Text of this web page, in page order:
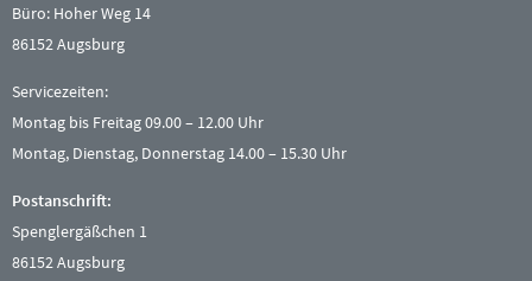
Büro: Hoher Weg 14
86152 Augsburg
Servicezeiten:
Montag bis Freitag 09.00 – 12.00 Uhr
Montag, Dienstag, Donnerstag 14.00 – 15.30 Uhr
Postanschrift:
Spenglergäßchen 1
86152 Augsburg